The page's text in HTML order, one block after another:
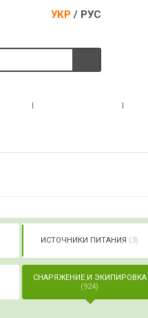
УКР / РУС
ИСТОЧНИКИ ПИТАНИЯ (3)
СНАРЯЖЕНИЕ И ЭКИПИРОВКА
(924)